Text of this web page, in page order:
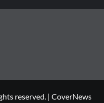
reserved. | CoverNews